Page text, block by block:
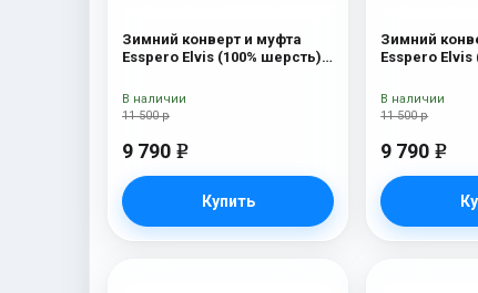
Зимний конверт и муфта
Esspero Elvis (100% шерсть)
11 500 р
9 790 e
Купить
В наличии
Зимний
Esspero Elvis
11 500 р
9 790 e
В наличии